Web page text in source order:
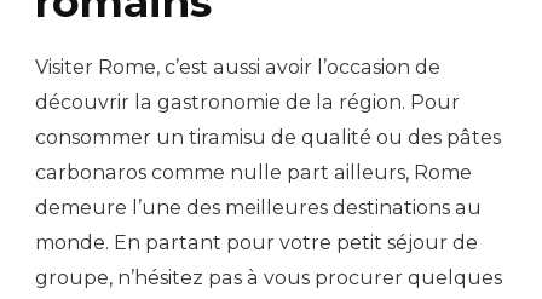
Visiter Rome, c’est aussi avoir l’occasion de
découvrir la gastronomie de la région. Pour
consommer un tiramisu de qualité ou des pâtes
carbonaros comme nulle part ailleurs, Rome
demeure l’une des meilleures destinations au
monde. En partant pour votre petit séjour de
groupe, n’hésitez pas à vous procurer quelques